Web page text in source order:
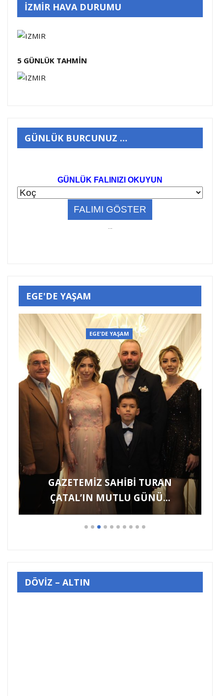
İZMİR HAVA DURUMU
5 GÜNLÜK TAHMİN
GÜNLÜK BURCUNUZ …
GÜNLÜK FALINIZI OKUYUN
EGE'DE YAŞAM
EGE'DE YAŞAM
Hayvanlara Yönelik Şiddet
Görüntülerine İzmir’den “YETER”…
DÖVİZ – ALTIN